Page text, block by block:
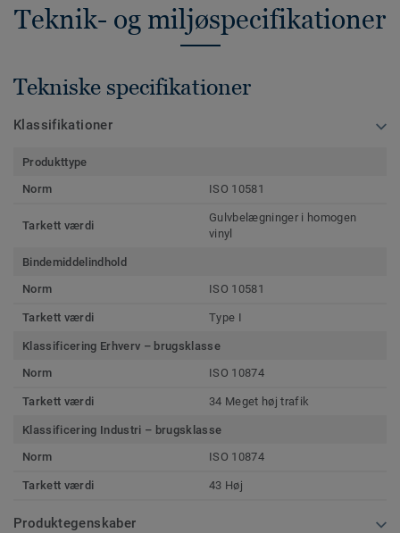
Teknik- og miljøspecifikationer
Tekniske specifikationer
Klassifikationer
Produkttype
Norm
ISO 10581
Tarkett værdi
Gulvbelægninger i homogen
vinyl
Bindemiddelindhold
Norm
ISO 10581
Tarkett værdi Type I
Klassificering Erhverv – brugsklasse
Norm
ISO 10874
Tarkett værdi 34 Meget høj trafik
Klassificering Industri – brugsklasse
Norm
ISO 10874
Tarkett værdi 43 Høj
Produktegenskaber